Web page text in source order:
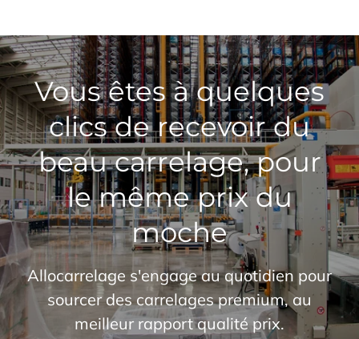
Vous êtes à quelques
clics de recevoir du
beau carrelage, pour
le même prix du
moche
Allocarrelage s'engage au quotidien pour
sourcer des carrelages premium, au
meilleur rapport qualité prix.